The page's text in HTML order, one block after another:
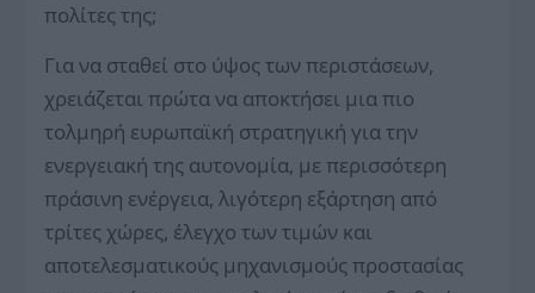
πολίτες της;
Για να σταθεί στο ύψος των περιστάσεων,
χρειάζεται πρώτα να αποκτήσει μια πιο
τολμηρή ευρωπαϊκή στρατηγική για την
ενεργειακή της αυτονομία, με περισσότερη
πράσινη ενέργεια, λιγότερη εξάρτηση από
τρίτες χώρες, έλεγχο των τιμών και
αποτελεσματικούς μηχανισμούς προστασίας